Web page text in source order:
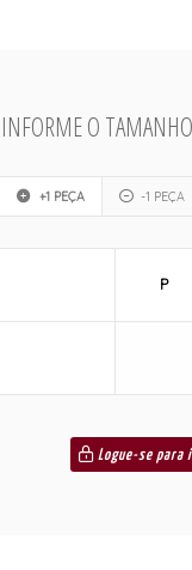
INFORME O
+1 PEÇA -1 PEÇA
P
Logue-se para